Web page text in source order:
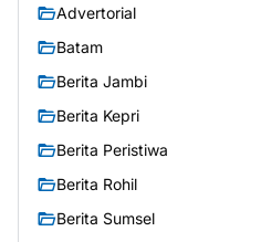
Advertorial
Batam
Berita Jambi
Berita Kepri
Berita Peristiwa
Berita Rohil
Berita Sumsel